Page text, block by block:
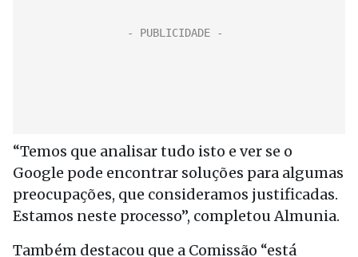
“Temos que analisar tudo isto e ver se o
Google pode encontrar soluções para algumas
preocupações, que consideramos justificadas.
Estamos neste processo”, completou Almunia.
Também destacou que a Comissão “está